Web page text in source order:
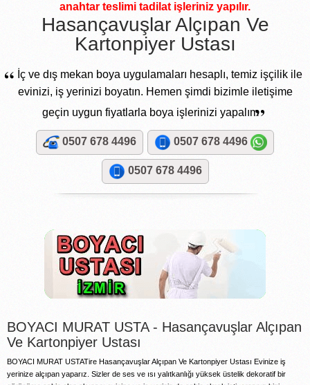
anahtar teslimi tadilat işleriniz yapılır.
Hasançavuşlar Alçıpan Ve
Kartonpiyer Ustası
“ İç ve dış mekan boya uygulamaları hesaplı, temiz işçilik ile
evinizi, iş yerinizi boyatın. Hemen şimdi bizimle iletişime
geçin uygun fiyatlarla boya işlerinizi yapalım”
0507 678 4496 0507 678 4496
0507 678 4496
BOYACI MURAT USTA - Hasançavuşlar Alçıpan
Ve Kartonpiyer Ustası
BOYACI MURAT USTATire Hasançavuşlar Alçıpan Ve Kartonpiyer Ustası Evinize iş
yerinize alçıpan yaparız. Sizler de ses ve ısı yalıtkanlığı yüksek üstelik dekoratif bir